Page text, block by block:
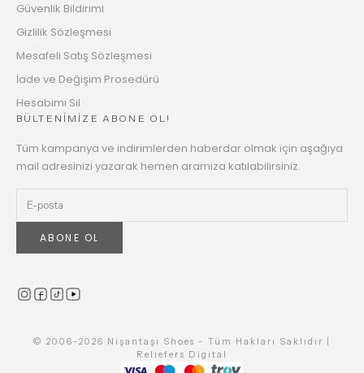
Güvenlik Bildirimi
Gizlilik Sözleşmesi
Mesafeli Satış Sözleşmesi
İade ve Değişim Prosedürü
Hesabımı Sil
BÜLTENİMİZE ABONE OL!
Tüm kampanya ve indirimlerden haberdar olmak için aşağıya
mail adresinizi yazarak hemen aramıza katılabilirsiniz.
ABONE OL
© 2006-2026 Nişantaşı Shoes - Tüm Hakları Saklıdır |
Reliefers Digital